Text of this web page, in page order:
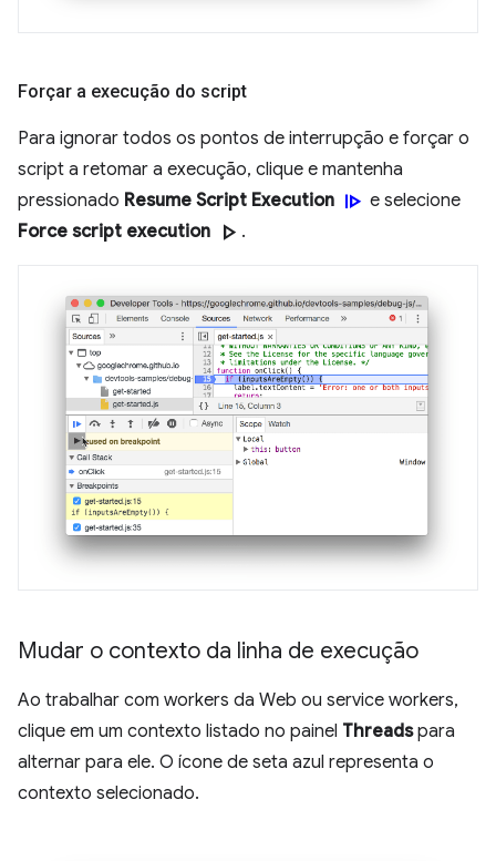
Forçar a execução do script
Para ignorar todos os pontos de interrupção e forçar o
script a retomar a execução, clique e mantenha
pressionado Resume Script Execution resume e selecione
Force script execution play_arrow .
Mudar o contexto da linha de execução
Ao trabalhar com workers da Web ou service workers,
clique em um contexto listado no painel Threadspara
alternar para ele. O ícone de seta azul representa o
contexto selecionado.